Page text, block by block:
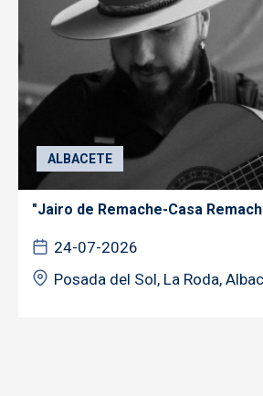
ALBACETE
"Jairo de Remache-Casa
24-07-2026
Posada del Sol, La Roda,